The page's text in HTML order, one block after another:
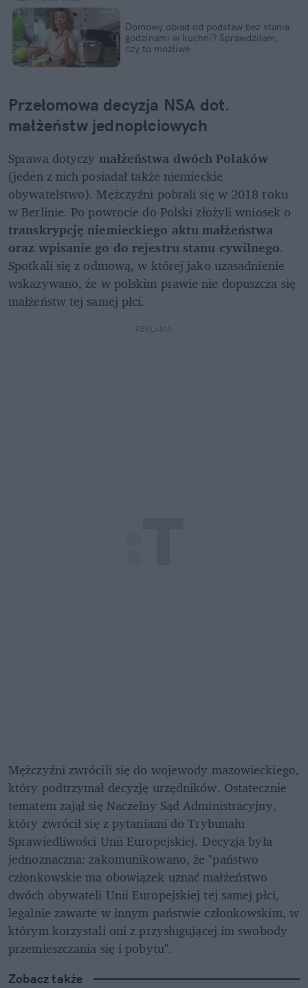
Domowy obiad od podstaw bez stania
godzinami w kuchni? Sprawdziłam,
czy to możliwe
Przełomowa decyzja NSA dot.
małżeństw jednopłciowych
Sprawa dotyczy małżeństwa dwóch Polaków
(jeden z nich posiadał także niemieckie
obywatelstwo). Mężczyźni pobrali się w 2018 roku
transkrypcję niemieckiego aktu małżeństwa
oraz wpisanie go do rejestru stanu cywilnego.
Spotkali się z odmową, w której jako uzasadnienie
wskazywano, że w polskim prawie nie dopuszcza się
małżeństw tej samej płci.
REKLAMA
Mężczyźni zwrócili się do wojewody mazowieckiego,
który podtrzymał decyzję urzędników. Ostatecznie
tematem zajął się Naczelny Sąd Administracyjny,
który zwrócił się z pytaniami do Trybunału
Sprawiedliwości Unii Europejskiej. Decyzja była
jednoznaczna: zakomunikowano, że "państwo
członkowskie ma obowiązek uznać małżeństwo
dwóch obywateli Unii Europejskiej tej samej płci,
legalnie zawarte w innym państwie członkowskim, w
którym korzystali oni z przysługującej im swobody
przemieszczania się i pobytu".
Zobacz także